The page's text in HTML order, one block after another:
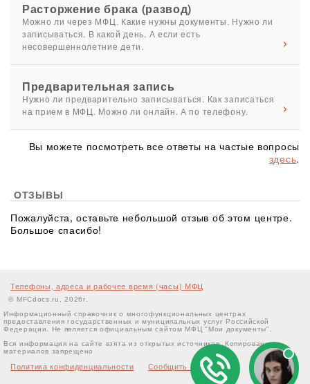
Расторжение брака (развод)
Можно ли через МФЦ. Какие нужны документы. Нужно ли
записываться. В какой день. А если есть
несовершеннолетние дети.
Предварительная запись
Нужно ли предварительно записываться. Как записаться
на прием в МФЦ. Можно ли онлайн. А по телефону.
Вы можете посмотреть все ответы на частые вопросы
здесь.
ОТЗЫВЫ
Пожалуйста, оставьте небольшой отзыв об этом центре.
Большое спасибо!
Телефоны, адреса и рабочее время (часы) МФЦ
© MFCdocs.ru, 2026г.
Информационный справочник о многофункциональных центрах
предоставления государственных и муниципальных услуг Российской
Федерации. Не является официальным сайтом МФЦ "Мои документы".
Вся информация на сайте взята из открытых источников. Копирование
материалов запрещено
Политика конфиденциальности Сообщить об ошибке